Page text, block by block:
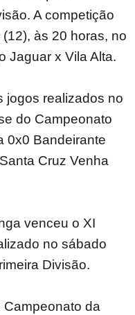
A competição
às 20 horas, no
Jaguar x Vila Alta.
jogos realizados no
do Campeonato
0x0 Bandeirante
Cruz Venha
venceu o XI
no sábado
Divisão.
Campeonato da